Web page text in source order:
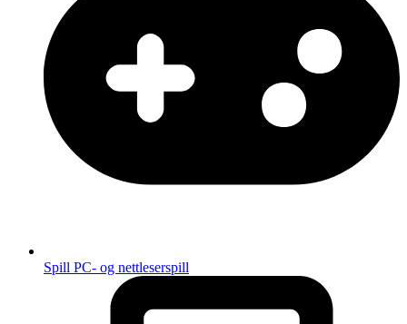
Spill PC- og nettleserspill